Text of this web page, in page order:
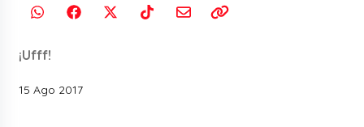
¡Ufff!
15 Ago 2017